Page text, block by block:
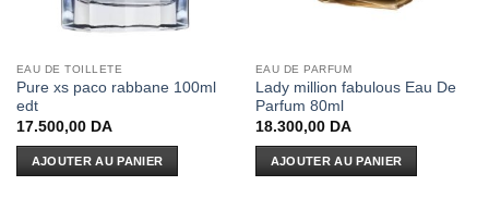
EAU DE TOILLETE
Pure xs paco rabbane 100ml
edt
17.500,00 DA
AJOUTER AU PANIER
EAU DE PARFUM
Lady million fabulous Eau De
Parfum 80ml
18.300,00 DA
AJOUTER AU PANIER